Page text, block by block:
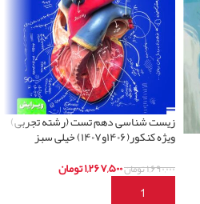
زیست شناسی دهم تست (رشته تجربی)
ویژه کنکور(۱۴۰۶و۱۴۰۷) خیلی سبز
۱,۶۹۰,۰۰۰تومان۱,۲۶۷,۵۰۰تومان
افزودن به سبد خرید